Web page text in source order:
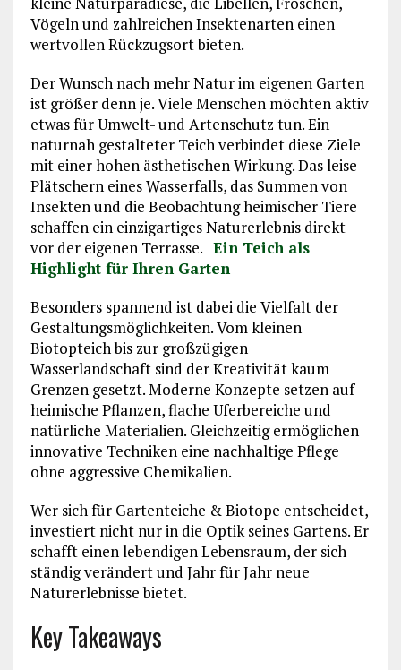
Vögeln und zahlreichen Insektenarten einen
wertvollen Rückzugsort bieten.
Der Wunsch nach mehr Natur im eigenen Garten
ist größer denn je. Viele Menschen möchten aktiv
etwas für Umwelt- und Artenschutz tun. Ein
naturnah gestalteter Teich verbindet diese Ziele
mit einer hohen ästhetischen Wirkung. Das leise
Plätschern eines Wasserfalls, das Summen von
Insekten und die Beobachtung heimischer Tiere
schaffen ein einzigartiges Naturerlebnis direkt
vor der eigenen Terrasse. Ein Teich als
Highlight für Ihren Garten
Besonders spannend ist dabei die Vielfalt der
Gestaltungsmöglichkeiten. Vom kleinen
Biotopteich bis zur großzügigen
Wasserlandschaft sind der Kreativität kaum
Grenzen gesetzt. Moderne Konzepte setzen auf
heimische Pflanzen, flache Uferbereiche und
natürliche Materialien. Gleichzeitig ermöglichen
innovative Techniken eine nachhaltige Pflege
ohne aggressive Chemikalien.
Wer sich für Gartenteiche & Biotope entscheidet,
investiert nicht nur in die Optik seines Gartens. Er
schafft einen lebendigen Lebensraum, der sich
ständig verändert und Jahr für Jahr neue
Naturerlebnisse bietet.
Key Takeaways